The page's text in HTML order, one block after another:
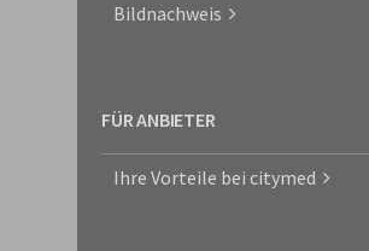
Bildnachweis
FÜR ANBIETER
Ihre Vorteile bei citymed